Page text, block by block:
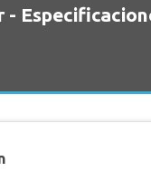
-